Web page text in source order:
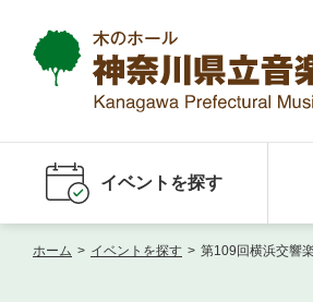
イベントを探す
ホーム > イベントを探す > 第109回横浜交響